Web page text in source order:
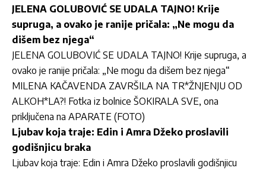
JELENA GOLUBOVIĆ SE UDALA TAJNO! Krije
supruga, a ovako je ranije pričala: „Ne mogu da
dišem bez njega“
JELENA GOLUBOVIĆ SE UDALA TAJNO! Krije supruga, a
ovako je ranije pričala: „Ne mogu da dišem bez njega“
MILENA KAČAVENDA ZAVRŠILA NA TR*ŽNJENJU OD
ALKOH*LA?! Fotka iz bolnice ŠOKIRALA SVE, ona
priključena na APARATE (FOTO)
Ljubav koja traje: Edin i Amra Džeko proslavili
godišnjicu braka
Ljubav koja traje: Edin i Amra Džeko proslavili godišnjicu